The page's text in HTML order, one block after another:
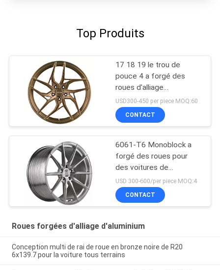
Top Produits
17 18 19 le trou de
pouce 4 a forgé des
roues d'alliage
d'aluminium
USD300-450 per piece MOQ:60
CONTACT
6061-T6 Monoblock a
forgé des roues pour
des voitures de
performances
USD 300-600/per piece MOQ:4
CONTACT
Roues forgées d'alliage d'aluminium
Conception multi de rai de roue en bronze noire de R20
6x139.7 pour la voiture tous terrains